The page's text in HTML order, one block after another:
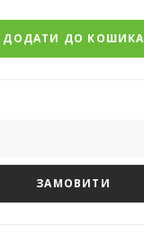
ДОДАТИ ДО КОШИКА
ЗАМОВИТИ